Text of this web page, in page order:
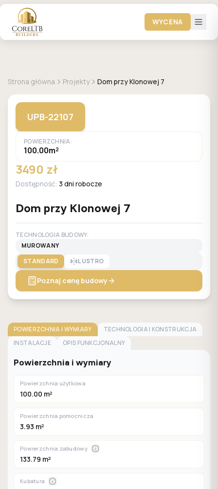
WYCENA
Strona główna Projekty Dom przy Klonowej 7
UPB-22107
POWIERZCHNIA:
100.00m²
3490 zł
Dostępność: 3 dni robocze
Dom przy Klonowej 7
TECHNOLOGIA BUDOWY:
MUROWANY
STANDARD
LUSTRO
Poznaj cenę budowy
POWIERZCHNIA I WYMIARY
TECHNOLOGIA I KONSTRUKCJA
INSTALACJE
OPIS FUNKCJONALNY
Powierzchnia i wymiary
Powierzchnia użytkowa
100.00 m²
Powierzchnia pomocnicza
3.93 m²
Powierzchnia zabudowy
133.79 m²
Kubatura